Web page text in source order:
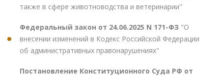
также в сфере животноводства и ветеринарии"
Федеральный закон от 24.06.2025 N 171-ФЗ "О
внесении изменений в Кодекс Российской Федерации
об административных правонарушениях"
Постановление Конституционного Суда РФ от